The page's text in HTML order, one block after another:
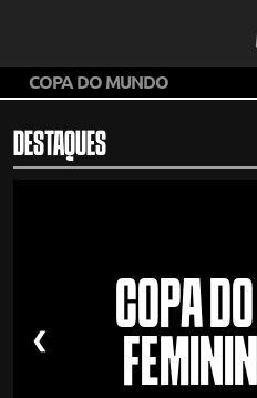
DESTAQUES
COPA
❮